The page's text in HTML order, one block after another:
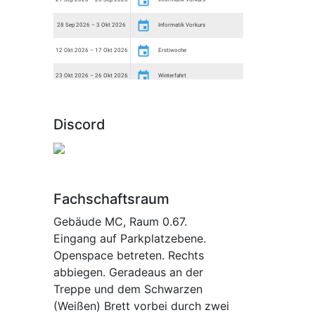
Discord
Fachschaftsraum
Gebäude MC, Raum 0.67.
Eingang auf Parkplatzebene.
Openspace betreten. Rechts
abbiegen. Geradeaus an der
Treppe und dem Schwarzen
(Weißen) Brett vorbei durch zwei